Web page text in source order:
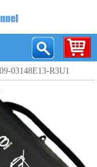
03148E13-R3U1